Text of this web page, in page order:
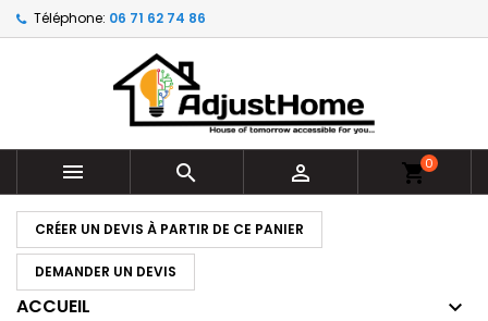
Téléphone: 06 71 62 74 86
   shopping_cart0
CRÉER UN DEVIS À PARTIR DE CE PANIER
DEMANDER UN DEVIS
ACCUEIL